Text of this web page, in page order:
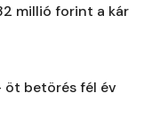
millió forint a kár
öt betörés fél év